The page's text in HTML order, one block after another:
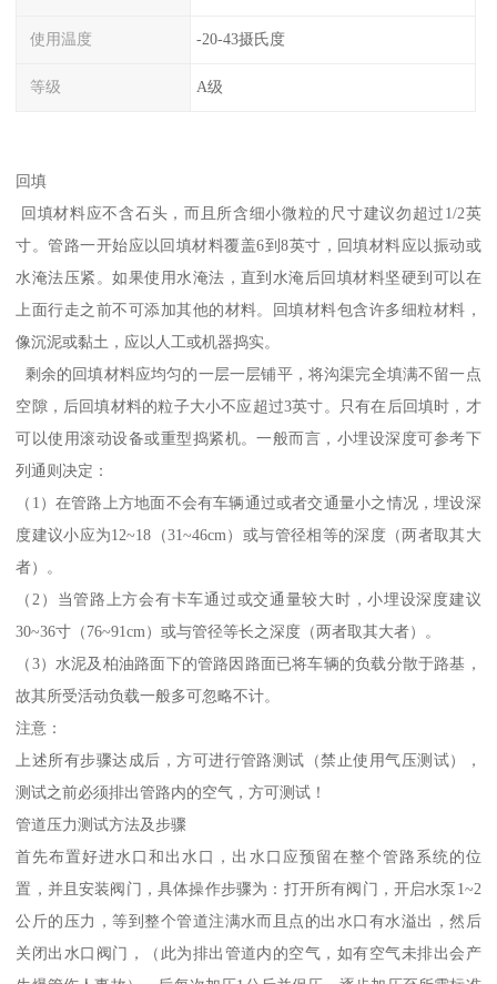
使用温度 -20-43摄氏度
等级 A级
回填
回填材料应不含石头，而且所含细小微粒的尺寸建议勿超过1/2英
寸。管路一开始应以回填材料覆盖6到8英寸，回填材料应以振动或
水淹法压紧。如果使用水淹法，直到水淹后回填材料坚硬到可以在
上面行走之前不可添加其他的材料。回填材料包含许多细粒材料，
像沉泥或黏土，应以人工或机器捣实。
剩余的回填材料应均匀的一层一层铺平，将沟渠完全填满不留一点
空隙，后回填材料的粒子大小不应超过3英寸。只有在后回填时，才
可以使用滚动设备或重型捣紧机。一般而言，小埋设深度可参考下
列通则决定：
（1）在管路上方地面不会有车辆通过或者交通量小之情况，埋设深
度建议小应为12~18（31~46cm）或与管径相等的深度（两者取其大
者）。
（2）当管路上方会有卡车通过或交通量较大时，小埋设深度建议
30~36寸（76~91cm）或与管径等长之深度（两者取其大者）。
（3）水泥及柏油路面下的管路因路面已将车辆的负载分散于路基，
故其所受活动负载一般多可忽略不计。
注意：
上述所有步骤达成后，方可进行管路测试（禁止使用气压测试），
测试之前必须排出管路内的空气，方可测试！
管道压力测试方法及步骤
首先布置好进水口和出水口，出水口应预留在整个管路系统的位
置，并且安装阀门，具体操作步骤为：打开所有阀门，开启水泵1~2
公斤的压力，等到整个管道注满水而且点的出水口有水溢出，然后
关闭出水口阀门，（此为排出管道内的空气，如有空气未排出会产